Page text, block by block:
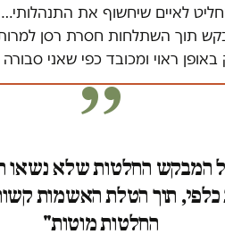
לאיים שיחשוף את
תוך השתלחות חסרת רסן
ראוי ומכובד כפי שאני סבורה
המבקש החלטות שלא נשאו
כלפי, תוך הטלת האשמות
החלטות מוטות"